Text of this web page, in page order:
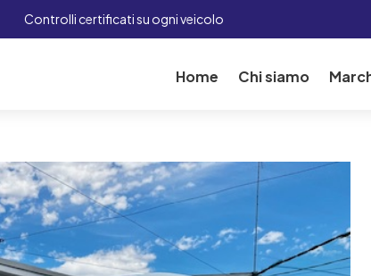
Controlli certificati su ogni veicolo
Home Chi siamo